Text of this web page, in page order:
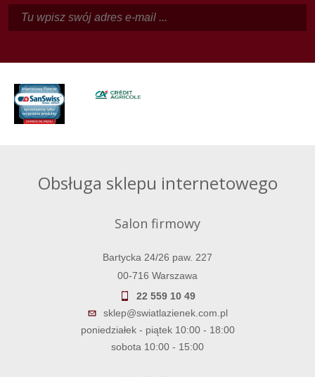
Obsługa sklepu internetowego
Salon firmowy
Bartycka 24/26 paw. 227
00-716 Warszawa
22 559 10 49
sklep@swiatlazienek.com.pl
poniedziałek - piątek 10:00 - 18:00
sobota 10:00 - 15:00